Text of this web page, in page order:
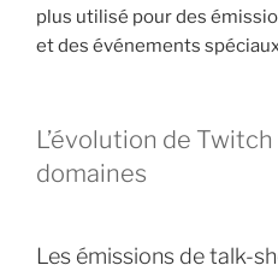
plus utilisé pour des
et des événements
L’évolution de
domaines
Les émissions de talk-